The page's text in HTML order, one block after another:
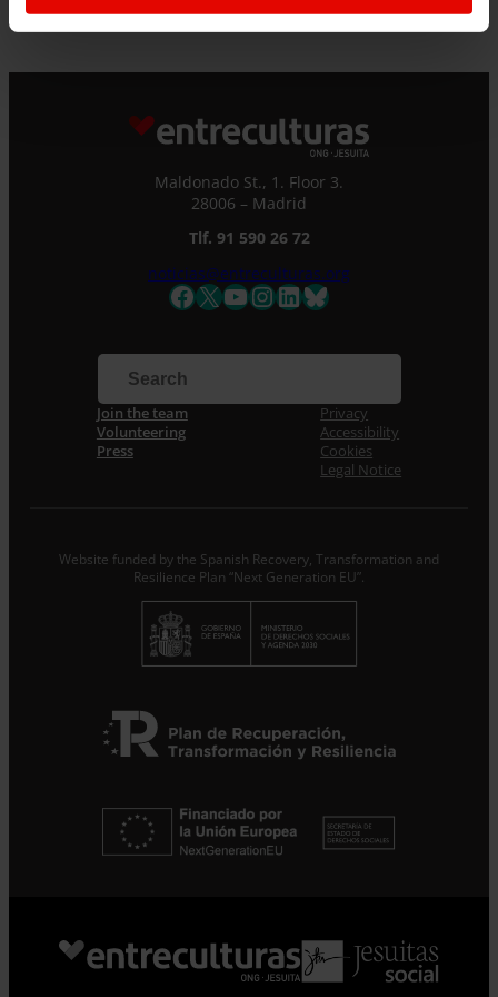
Maldonado St., 1. Floor 3.
28006 – Madrid
Tlf. 91 590 26 72
noticias@entreculturas.org
Facebook
X YouTube
Instagram
LinkedIn
Bluesky
Join the team
Volunteering
Press
Privacy
Accessibility
Cookies
Legal Notice
Website funded by the Spanish Recovery, Transformation and
Resilience Plan “Next Generation EU”.